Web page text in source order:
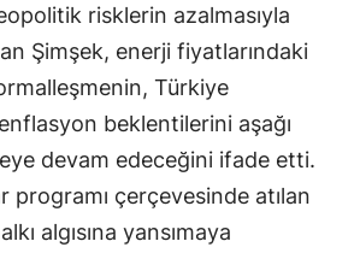
risklerin azalmasıyla
Şimşek, enerji fiyatlarındaki
Türkiye
beklentilerini aşağı
devam edeceğini ifade etti.
programı çerçevesinde atılan
algısına yansımaya